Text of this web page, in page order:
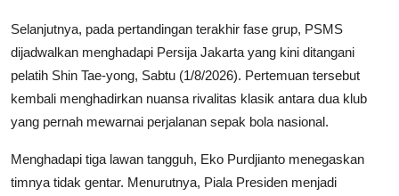
Selanjutnya, pada pertandingan terakhir fase grup, PSMS
dijadwalkan menghadapi Persija Jakarta yang kini ditangani
pelatih Shin Tae-yong, Sabtu (1/8/2026). Pertemuan tersebut
kembali menghadirkan nuansa rivalitas klasik antara dua klub
yang pernah mewarnai perjalanan sepak bola nasional.
Menghadapi tiga lawan tangguh, Eko Purdjianto menegaskan
timnya tidak gentar. Menurutnya, Piala Presiden menjadi